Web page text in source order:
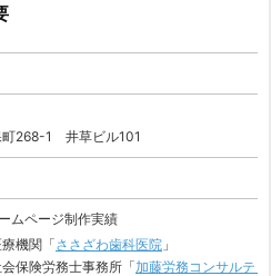
町268-1 井草ビル101
ムページ制作実績
機関「ささざわ歯科医院 」
保険労務士事務所「加藤労務コンサルテ